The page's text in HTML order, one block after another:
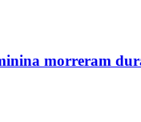
morreram